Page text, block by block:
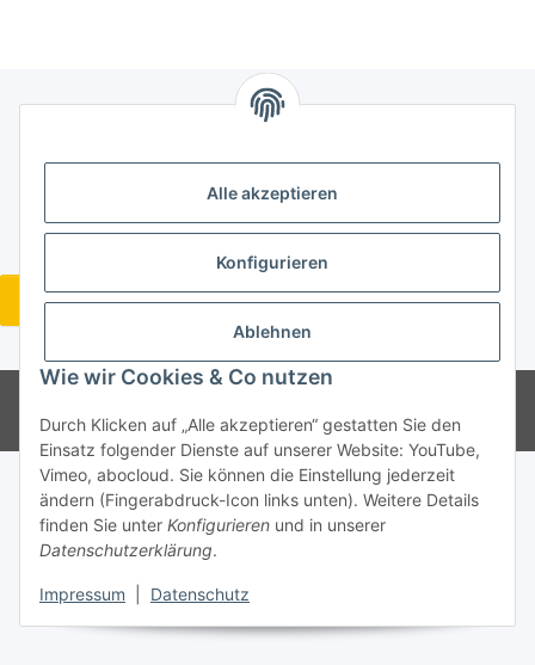
Alle akzeptieren
Konfigurieren
Ablehnen
Wie wir Cookies & Co nutzen
Durch Klicken auf „Alle akzeptieren“ gestatten Sie den
Einsatz folgender Dienste auf unserer Website: YouTube,
Vimeo, abocloud. Sie können die Einstellung jederzeit
ändern (Fingerabdruck-Icon links unten). Weitere Details
finden Sie unter Konfigurieren und in unserer
Datenschutzerklärung.
Impressum Datenschutz
Informationen
Gesetzliche Informationen
Widerrufsbutton
* Alle Preise inkl. gesetzlicher USt., zzgl.Versand
Powered byJTL-Shop